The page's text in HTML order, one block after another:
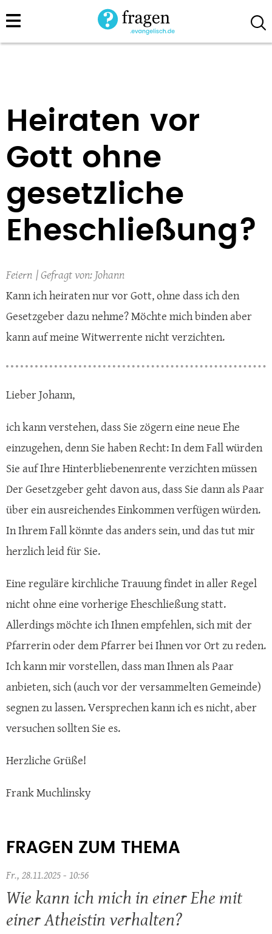
Direkt
zum
Heiraten vor
Gott ohne
gesetzliche
Eheschließung?
Feiern
Johann
Kann ich heiraten nur vor Gott, ohne dass ich den
Gesetzgeber dazu nehme? Möchte mich binden aber
kann auf meine Witwerrente nicht verzichten.
Lieber Johann,
ich kann verstehen, dass Sie zögern eine neue Ehe
einzugehen, denn Sie haben Recht: In dem Fall würden
Sie auf Ihre Hinterbliebenenrente verzichten müssen
Der Gesetzgeber geht davon aus, dass Sie dann als Paar
über ein ausreichendes Einkommen verfügen würden.
In Ihrem Fall könnte das anders sein, und das tut mir
herzlich leid für Sie.
Eine reguläre kirchliche Trauung findet in aller Regel
nicht ohne eine vorherige Eheschließung statt.
Allerdings möchte ich Ihnen empfehlen, sich mit der
Pfarrerin oder dem Pfarrer bei Ihnen vor Ort zu reden.
Ich kann mir vorstellen, dass man Ihnen als Paar
anbieten, sich (auch vor der versammelten Gemeinde)
segnen zu lassen. Versprechen kann ich es nicht, aber
versuchen sollten Sie es.
Herzliche Grüße!
Frank Muchlinsky
FRAGEN ZUM THEMA
Fr., 28.11.2025 - 10:56
Wie kann ich mich in einer Ehe mit
einer Atheistin verhalten?